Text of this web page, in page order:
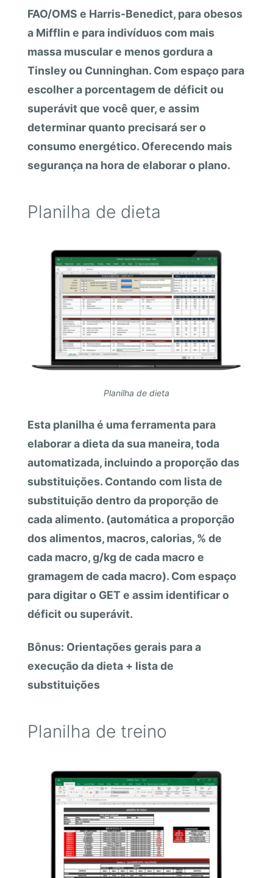
FAO/OMS e Harris-Benedict, para obesos
a Mifflin e para indivíduos com mais
massa muscular e menos gordura a
Tinsley ou Cunninghan. Com espaço para
escolher a porcentagem de déficit ou
superávit que você quer, e assim
determinar quanto precisará ser o
consumo energético. Oferecendo mais
segurança na hora de elaborar o plano.
Planilha de dieta
Planilha de dieta
Esta planilha é umaferramenta para
elaborar a dieta da sua maneira, toda
automatizada, incluindo a proporção das
substituições. Contando com lista de
substituição dentro da proporção de
cada alimento. (automática a proporção
dos alimentos, macros, calorias, % de
cada macro, g/kg de cada macro e
gramagem de cada macro). Com espaço
para digitar o GET e assim identificar o
déficit ou superávit.
Bônus: Orientações gerais para a
execução da dieta + lista de
substituições
Planilha de treino